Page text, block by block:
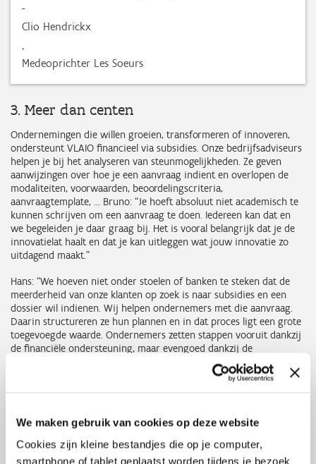
We maken gebruik van cookies op deze website
Cookies zijn kleine bestandjes die op je computer,
smartphone of tablet geplaatst worden tijdens je bezoek
-
Clio Hendrickx
,
Medeoprichter Les Soeurs
3. Meer dan centen
Ondernemingen die willen groeien, transformeren of innoveren,
ondersteunt VLAIO financieel via subsidies. Onze bedrijfsadviseurs
helpen je bij het analyseren van steunmogelijkheden. Ze geven
aanwijzingen over hoe je een aanvraag indient en overlopen de
modaliteiten, voorwaarden, beoordelingscriteria,
aanvraagtemplate, ... Bruno: “Je hoeft absoluut niet academisch te
kunnen schrijven om een aanvraag te doen. Iedereen kan dat en
we begeleiden je daar graag bij. Het is vooral belangrijk dat je de
innovatielat haalt en dat je kan uitleggen wat jouw innovatie zo
uitdagend maakt.”
Hans: “We hoeven niet onder stoelen of banken te steken dat de
meerderheid van onze klanten op zoek is naar subsidies en een
dossier wil indienen. Wij helpen ondernemers met die aanvraag.
Daarin structureren ze hun plannen en in dat proces ligt een grote
toegevoegde waarde. Ondernemers zetten stappen vooruit dankzij
de financiële ondersteuning, maar evengoed dankzij de
aanvullende expertise die we tijdens dit proces aanreiken.”
werkplan dat je niet zomaar naast je neer kan leggen. Alle neuzen
binnen je bedrijf worden hiermee in dezelfde richting gezet. Samen
afkloppen rond zoiets is heel waardevol, want innovatie is anders